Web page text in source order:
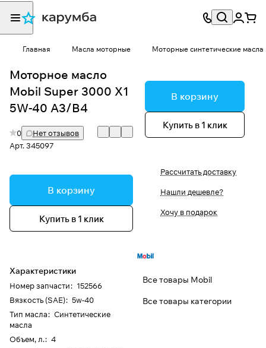
Главная Масла моторные Моторные синтетические масла
Моторное масло
Mobil Super 3000 X1
5W-40 A3/B4
0
Нет отзывов
Арт.345097
В корзину
Купить в 1 клик
Характеристики
Номер запчасти: 152566
Вязкость (SAE): 5w-40
Тип масла: Синтетические
масла
Объем, л.: 4
В корзину
Купить в 1 клик
Рассчитать доставку
Нашли дешевле?
Хочу в подарок
Все товары Mobil
Все товары категории